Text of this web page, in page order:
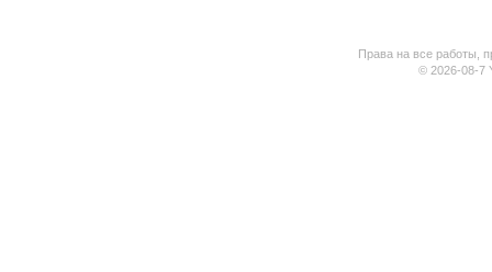
Права на все работы,
© 2026-08-7